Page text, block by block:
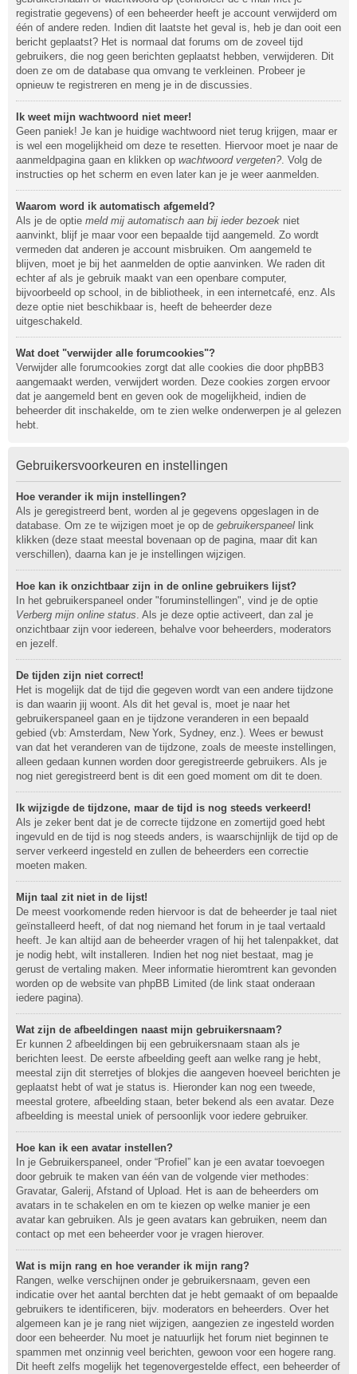
registratie gegevens) of een beheerder heeft je account verwijderd om
één of andere reden. Indien dit laatste het geval is, heb je dan ooit een
bericht geplaatst? Het is normaal dat forums om de zoveel tijd
gebruikers, die nog geen berichten geplaatst hebben, verwijderen. Dit
doen ze om de database qua omvang te verkleinen. Probeer je
opnieuw te registreren en meng je in de discussies.
Ik weet mijn wachtwoord niet meer!
Geen paniek! Je kan je huidige wachtwoord niet terug krijgen, maar er
is wel een mogelijkheid om deze te resetten. Hiervoor moet je naar de
aanmeldpagina gaan en klikken op wachtwoord vergeten?. Volg de
instructies op het scherm en even later kan je je weer aanmelden.
Waarom word ik automatisch afgemeld?
Als je de optie meld mij automatisch aan bij ieder bezoek niet
aanvinkt, blijf je maar voor een bepaalde tijd aangemeld. Zo wordt
vermeden dat anderen je account misbruiken. Om aangemeld te
blijven, moet je bij het aanmelden de optie aanvinken. We raden dit
echter af als je gebruik maakt van een openbare computer,
bijvoorbeeld op school, in de bibliotheek, in een internetcafé, enz. Als
deze optie niet beschikbaar is, heeft de beheerder deze
uitgeschakeld.
Wat doet "verwijder alle forumcookies"?
Verwijder alle forumcookies zorgt dat alle cookies die door phpBB3
aangemaakt werden, verwijdert worden. Deze cookies zorgen ervoor
dat je aangemeld bent en geven ook de mogelijkheid, indien de
beheerder dit inschakelde, om te zien welke onderwerpen je al gelezen
hebt.
Gebruikersvoorkeuren en instellingen
Hoe verander ik mijn instellingen?
Als je geregistreerd bent, worden al je gegevens opgeslagen in de
database. Om ze te wijzigen moet je op de gebruikerspaneel link
klikken (deze staat meestal bovenaan op de pagina, maar dit kan
verschillen), daarna kan je je instellingen wijzigen.
Hoe kan ik onzichtbaar zijn in de online gebruikers lijst?
In het gebruikerspaneel onder "foruminstellingen", vind je de optie
Verberg mijn online status. Als je deze optie activeert, dan zal je
onzichtbaar zijn voor iedereen, behalve voor beheerders, moderators
en jezelf.
De tijden zijn niet correct!
Het is mogelijk dat de tijd die gegeven wordt van een andere tijdzone
is dan waarin jij woont. Als dit het geval is, moet je naar het
gebruikerspaneel gaan en je tijdzone veranderen in een bepaald
gebied (vb: Amsterdam, New York, Sydney, enz.). Wees er bewust
van dat het veranderen van de tijdzone, zoals de meeste instellingen,
alleen gedaan kunnen worden door geregistreerde gebruikers. Als je
nog niet geregistreerd bent is dit een goed moment om dit te doen.
Ik wijzigde de tijdzone, maar de tijd is nog steeds verkeerd!
Als je zeker bent dat je de correcte tijdzone en zomertijd goed hebt
ingevuld en de tijd is nog steeds anders, is waarschijnlijk de tijd op de
server verkeerd ingesteld en zullen de beheerders een correctie
moeten maken.
Mijn taal zit niet in de lijst!
De meest voorkomende reden hiervoor is dat de beheerder je taal niet
geïnstalleerd heeft, of dat nog niemand het forum in je taal vertaald
heeft. Je kan altijd aan de beheerder vragen of hij het talenpakket, dat
je nodig hebt, wilt installeren. Indien het nog niet bestaat, mag je
gerust de vertaling maken. Meer informatie hieromtrent kan gevonden
worden op de website van phpBB Limited (de link staat onderaan
iedere pagina).
Wat zijn de afbeeldingen naast mijn gebruikersnaam?
Er kunnen 2 afbeeldingen bij een gebruikersnaam staan als je
berichten leest. De eerste afbeelding geeft aan welke rang je hebt,
meestal zijn dit sterretjes of blokjes die aangeven hoeveel berichten je
geplaatst hebt of wat je status is. Hieronder kan nog een tweede,
meestal grotere, afbeelding staan, beter bekend als een avatar. Deze
afbeelding is meestal uniek of persoonlijk voor iedere gebruiker.
Hoe kan ik een avatar instellen?
In je Gebruikerspaneel, onder “Profiel” kan je een avatar toevoegen
door gebruik te maken van één van de volgende vier methodes:
Gravatar, Galerij, Afstand of Upload. Het is aan de beheerders om
avatars in te schakelen en om te kiezen op welke manier je een
avatar kan gebruiken. Als je geen avatars kan gebruiken, neem dan
contact op met een beheerder voor je vragen hierover.
Wat is mijn rang en hoe verander ik mijn rang?
Rangen, welke verschijnen onder je gebruikersnaam, geven een
indicatie over het aantal berchten dat je hebt gemaakt of om bepaalde
gebruikers te identificeren, bijv. moderators en beheerders. Over het
algemeen kan je je rang niet wijzigen, aangezien ze ingesteld worden
door een beheerder. Nu moet je natuurlijk het forum niet beginnen te
spammen met onzinnig veel berichten, gewoon voor een hogere rang.
Dit heeft zelfs mogelijk het tegenovergestelde effect, een beheerder of